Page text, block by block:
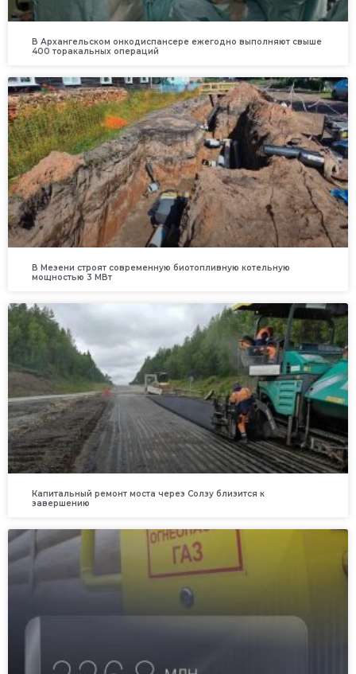
В Архангельском онкодиспансере ежегодно выполняют свыше
400 торакальных операций
В Мезени строят современную биотопливную котельную
мощностью 3 МВт
Капитальный ремонт моста через Солзу близится к
завершению